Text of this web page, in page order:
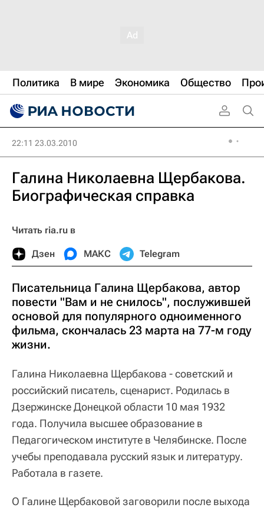
Политика В мире Экономика Общество
22:11 23.03.2010
Галина Николаевна Щербакова.
Биографическая справка
Читать ria.ru в
Дзен МАКС Telegram
Писательница Галина Щербакова, автор
повести "Вам и не снилось", послужившей
основой для популярного одноименного
фильма, скончалась 23 марта на 77-м году
жизни.
Галина Николаевна Щербакова - советский и
российский писатель, сценарист. Родилась в
Дзержинске Донецкой области 10 мая 1932
года. Получила высшее образование в
Педагогическом институте в Челябинске. После
учебы преподавала русский язык и литературу.
Работала в газете.
О Галине Щербаковой заговорили после выхода